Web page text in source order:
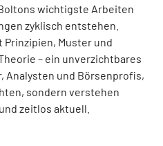
wichtigste Arbeiten
zyklisch entstehen.
Muster und
– ein unverzichtbares
Analysten und Börsenprofis,
sondern verstehen
zeitlos aktuell.